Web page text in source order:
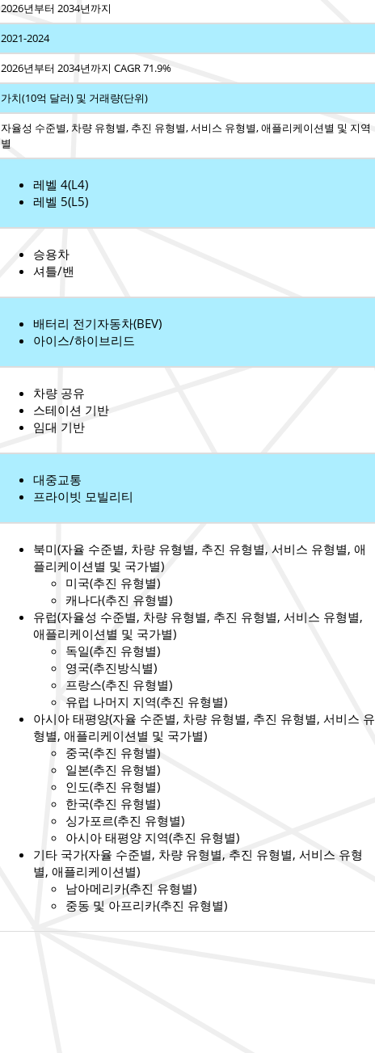
2026년부터 2034년까지
2021-2024
2026년부터 2034년까지 CAGR 71.9%
가치(10억 달러) 및 거래량(단위)
자율성 수준별, 차량 유형별, 추진 유형별, 서비스 유형별, 애플리케이션별 및 지역
별
레벨 4(L4)
레벨 5(L5)
승용차
셔틀/밴
배터리 전기자동차(BEV)
아이스/하이브리드
차량 공유
스테이션 기반
임대 기반
대중교통
프라이빗 모빌리티
북미(자율 수준별, 차량 유형별, 추진 유형별, 서비스 유형별, 애
플리케이션별 및 국가별)
미국(추진 유형별)
캐나다(추진 유형별)
유럽(자율성 수준별, 차량 유형별, 추진 유형별, 서비스 유형별,
애플리케이션별 및 국가별)
독일(추진 유형별)
영국(추진방식별)
프랑스(추진 유형별)
유럽 ​​나머지 지역(추진 유형별)
아시아 태평양(자율 수준별, 차량 유형별, 추진 유형별, 서비스 유
형별, 애플리케이션별 및 국가별)
중국(추진 유형별)
일본(추진 유형별)
인도(추진 유형별)
한국(추진 유형별)
싱가포르(추진 유형별)
아시아 태평양 지역(추진 유형별)
기타 국가(자율 수준별, 차량 유형별, 추진 유형별, 서비스 유형
별, 애플리케이션별)
남아메리카(추진 유형별)
중동 및 아프리카(추진 유형별)